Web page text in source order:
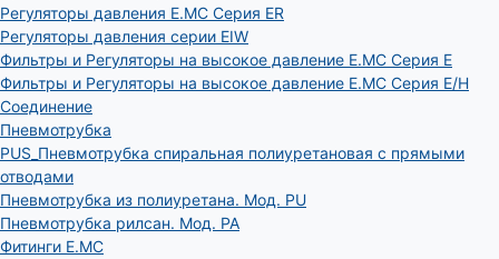
Регуляторы давления E.MC Серия ER
Регуляторы давления серии EIW
Фильтры и Регуляторы на высокое давление E.MC Серия E
Фильтры и Регуляторы на высокое давление E.MC Серия E/H
Соединение
Пневмотрубка
PUS_Пневмотрубка спиральная полиуретановая с прямыми
отводами
Пневмотрубка из полиуретана. Мод. РU
Пневмотрубка рилсан. Мод. PA
Фитинги E.MC